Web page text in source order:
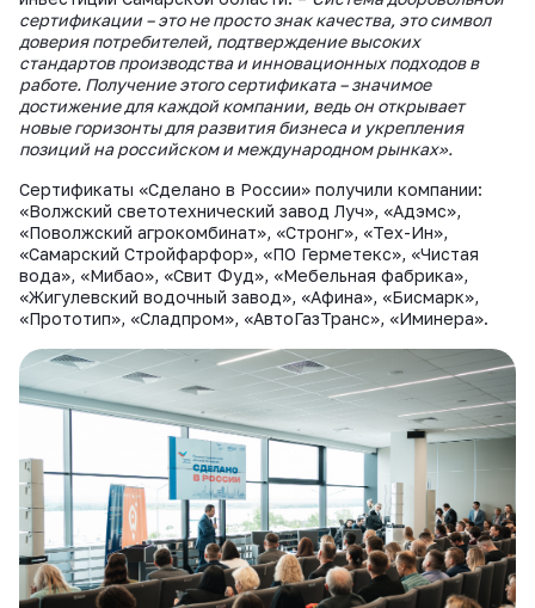
сертификации – это не просто знак качества, это символ
доверия потребителей, подтверждение высоких
стандартов производства и инновационных подходов в
работе. Получение этого сертификата – значимое
достижение для каждой компании, ведь он открывает
новые горизонты для развития бизнеса и укрепления
позиций на российском и международном рынках».
Сертификаты «Сделано в России» получили компании:
«Волжский светотехнический завод Луч», «Адэмс»,
«Поволжский агрокомбинат», «Стронг», «Тех-Ин»,
«Самарский Стройфарфор», «ПО Герметекс», «Чистая
вода», «Мибао», «Свит Фуд», «Мебельная фабрика»,
«Жигулевский водочный завод», «Афина», «Бисмарк»,
«Прототип», «Сладпром», «АвтоГазТранс», «Иминера».